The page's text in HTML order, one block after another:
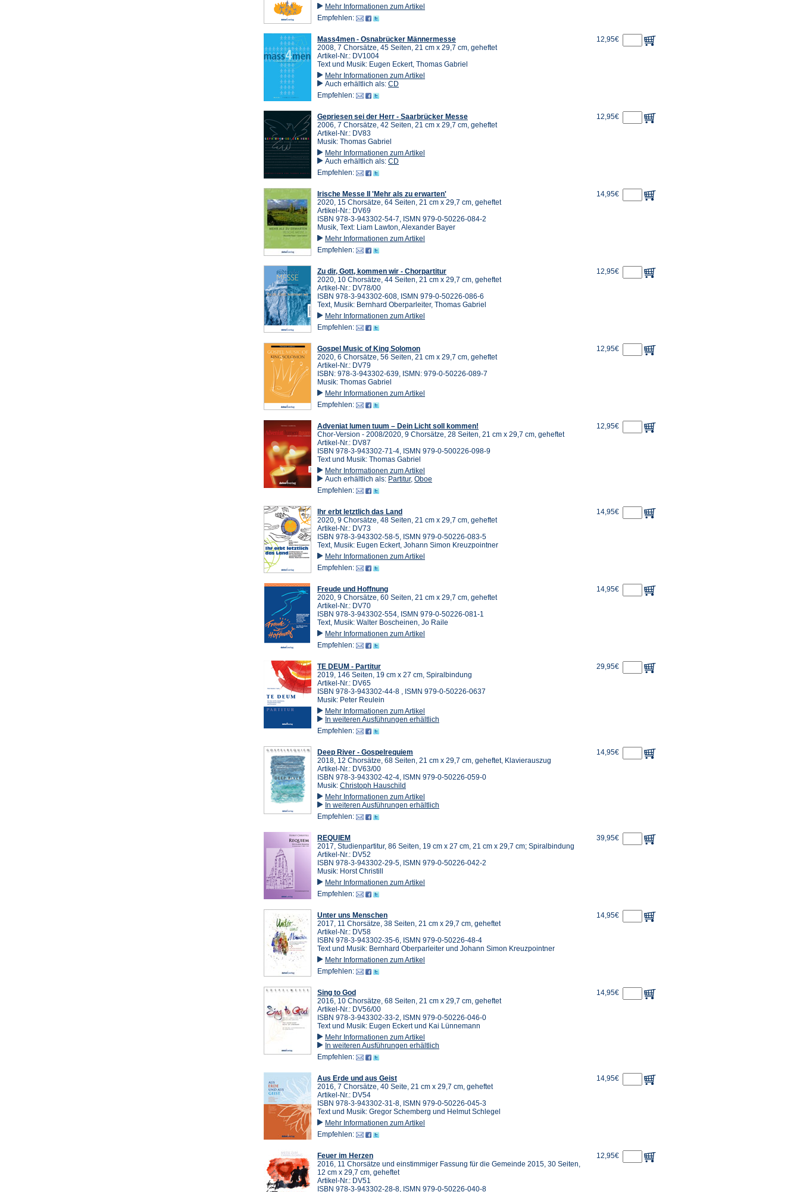
Mehr Informationen zum Artikel
Empfehlen:
Mass4men - Osnabrücker Männermesse
2008, 7 Chorsätze, 45 Seiten, 21 cm x 29,7 cm, geheftet
Artikel-Nr.: DV1004
Text und Musik: Eugen Eckert, Thomas Gabriel
Mehr Informationen zum Artikel
Auch erhältlich als: CD
Empfehlen:
12,95€
Gepriesen sei der Herr - Saarbrücker Messe
2006, 7 Chorsätze, 42 Seiten, 21 cm x 29,7 cm, geheftet
Artikel-Nr.: DV83
Musik: Thomas Gabriel
Mehr Informationen zum Artikel
Auch erhältlich als: CD
Empfehlen:
12,95€
Irische Messe II 'Mehr als zu erwarten'
2020, 15 Chorsätze, 64 Seiten, 21 cm x 29,7 cm, geheftet
Artikel-Nr.: DV69
ISBN 978-3-943302-54-7, ISMN 979-0-50226-084-2
Musik, Text: Liam Lawton, Alexander Bayer
Mehr Informationen zum Artikel
Empfehlen:
14,95€
Zu dir, Gott, kommen wir - Chorpartitur
2020, 10 Chorsätze, 44 Seiten, 21 cm x 29,7 cm, geheftet
Artikel-Nr.: DV78/00
ISBN 978-3-943302-608, ISMN 979-0-50226-086-6
Text, Musik: Bernhard Oberparleiter, Thomas Gabriel
Mehr Informationen zum Artikel
Empfehlen:
12,95€
Gospel Music of King Solomon
2020, 6 Chorsätze, 56 Seiten, 21 cm x 29,7 cm, geheftet
Artikel-Nr.: DV79
ISBN: 978-3-943302-639, ISMN: 979-0-50226-089-7
Musik: Thomas Gabriel
Mehr Informationen zum Artikel
Empfehlen:
12,95€
Adveniat lumen tuum – Dein Licht soll kommen!
Chor-Version - 2008/2020, 9 Chorsätze, 28 Seiten, 21 cm x 29,7 cm, geheftet
Artikel-Nr.: DV87
ISBN 978-3-943302-71-4, ISMN 979-0-500226-098-9
Text und Musik: Thomas Gabriel
Mehr Informationen zum Artikel
Auch erhältlich als: Partitur, Oboe
Empfehlen:
12,95€
Ihr erbt letztlich das Land
2020, 9 Chorsätze, 48 Seiten, 21 cm x 29,7 cm, geheftet
Artikel-Nr.: DV73
ISBN 978-3-943302-58-5, ISMN 979-0-50226-083-5
Text, Musik: Eugen Eckert, Johann Simon Kreuzpointner
Mehr Informationen zum Artikel
Empfehlen:
14,95€
Freude und Hoffnung
2020, 9 Chorsätze, 60 Seiten, 21 cm x 29,7 cm, geheftet
Artikel-Nr.: DV70
ISBN 978-3-943302-554, ISMN 979-0-50226-081-1
Text, Musik: Walter Boscheinen, Jo Raile
Mehr Informationen zum Artikel
Empfehlen:
14,95€
TE DEUM - Partitur
2019, 146 Seiten, 19 cm x 27 cm, Spiralbindung
Artikel-Nr.: DV65
ISBN 978-3-943302-44-8 , ISMN 979-0-50226-0637
Musik: Peter Reulein
Mehr Informationen zum Artikel
In weiteren Ausführungen erhältlich
Empfehlen:
29,95€
Deep River - Gospelrequiem
2018, 12 Chorsätze, 68 Seiten, 21 cm x 29,7 cm, geheftet, Klavierauszug
Artikel-Nr.: DV63/00
ISBN 978-3-943302-42-4, ISMN 979-0-50226-059-0
Musik: Christoph Hauschild
Mehr Informationen zum Artikel
In weiteren Ausführungen erhältlich
Empfehlen:
14,95€
REQUIEM
2017, Studienpartitur, 86 Seiten, 19 cm x 27 cm, 21 cm x 29,7 cm; Spiralbindung
Artikel-Nr.: DV52
ISBN 978-3-943302-29-5, ISMN 979-0-50226-042-2
Musik: Horst Christill
Mehr Informationen zum Artikel
Empfehlen:
39,95€
Unter uns Menschen
2017, 11 Chorsätze, 38 Seiten, 21 cm x 29,7 cm, geheftet
Artikel-Nr.: DV58
ISBN 978-3-943302-35-6, ISMN 979-0-50226-48-4
Text und Musik: Bernhard Oberparleiter und Johann Simon Kreuzpointner
Mehr Informationen zum Artikel
Empfehlen:
14,95€
Sing to God
2016, 10 Chorsätze, 68 Seiten, 21 cm x 29,7 cm, geheftet
Artikel-Nr.: DV56/00
ISBN 978-3-943302-33-2, ISMN 979-0-50226-046-0
Text und Musik: Eugen Eckert und Kai Lünnemann
Mehr Informationen zum Artikel
In weiteren Ausführungen erhältlich
Empfehlen:
14,95€
Aus Erde und aus Geist
2016, 7 Chorsätze, 40 Seite, 21 cm x 29,7 cm, geheftet
Artikel-Nr.: DV54
ISBN 978-3-943302-31-8, ISMN 979-0-50226-045-3
Text und Musik: Gregor Schemberg und Helmut Schlegel
Mehr Informationen zum Artikel
Empfehlen:
14,95€
Feuer im Herzen
2016, 11 Chorsätze und einstimmiger Fassung für die Gemeinde 2015, 30 Seiten,
12 cm x 29,7 cm, geheftet
Artikel-Nr.: DV51
ISBN 978-3-943302-28-8, ISMN 979-0-50226-040-8
12,95€